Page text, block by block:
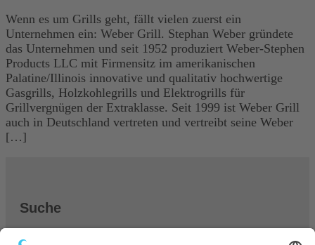
Wenn es um Grills geht, fällt vielen zuerst ein
Unternehmen ein: Weber Grill. Stephan Weber gründete
das Unternehmen und seit 1952 produziert Weber-Stephen
Products LLC mit Firmensitz im amerikanischen
Palatine/Illinois innovative und qualitativ hochwertige
Gasgrills, Holzkohlegrills und Elektrogrills für
Grillvergnügen der Extraklasse. Seit 1999 ist Weber Grill
auch in Deutschland vertreten und vertreibt seine Weber
[…]
Suche
Suche